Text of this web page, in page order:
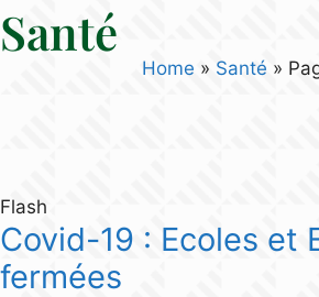
Santé
Home » Santé »
Flash
Covid-19 : Ecoles et
fermées